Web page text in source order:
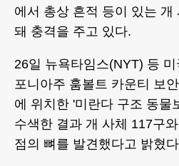
에서 총상 흔적 등이 있는 개
돼 충격을 주고 있다.
26일 뉴욕타임스(NYT) 등 미
포니아주 훔볼트 카운티 보
에 위치한 '미란다 구조 동물
수색한 결과 개 사체 117구
점의 뼈를 발견했다고 밝혔